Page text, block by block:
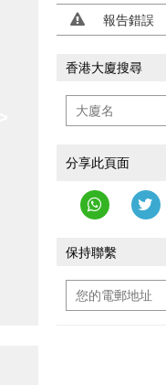
報告錯誤
香港大廈搜尋
分享此頁面
保持聯繫